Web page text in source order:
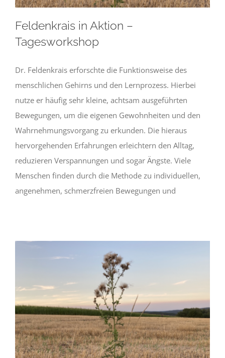
Feldenkrais in Aktion –
Tagesworkshop
Dr. Feldenkrais erforschte die Funktionsweise des
menschlichen Gehirns und den Lernprozess. Hierbei
nutze er häufig sehr kleine, achtsam ausgeführten
Bewegungen, um die eigenen Gewohnheiten und den
Wahrnehmungsvorgang zu erkunden. Die hieraus
hervorgehenden Erfahrungen erleichtern den Alltag,
reduzieren Verspannungen und sogar Ängste. Viele
Menschen finden durch die Methode zu individuellen,
angenehmen, schmerzfreien Bewegungen und